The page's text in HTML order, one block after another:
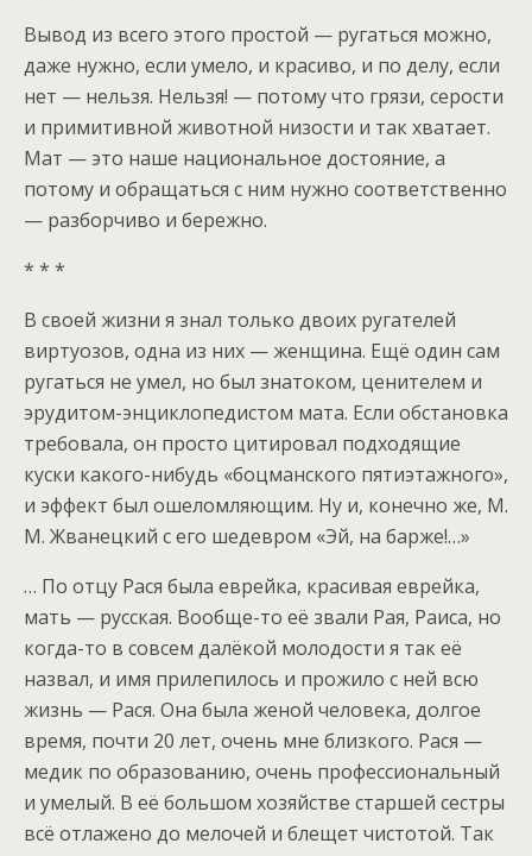
Вывод из всего этого простой — ругаться можно,
даже нужно, если умело, и красиво, и по делу, если
нет — нельзя. Нельзя! — потому что грязи, серости
и примитивной животной низости и так хватает.
Мат — это наше национальное достояние, а
потому и обращаться с ним нужно соответственно
— разборчиво и бережно.
* * *
В своей жизни я знал только двоих ругателей
виртуозов, одна из них — женщина. Ещё один сам
ругаться не умел, но был знатоком, ценителем и
эрудитом-энциклопедистом мата. Если обстановка
требовала, он просто цитировал подходящие
куски какого-нибудь «боцманского пятиэтажного»,
и эффект был ошеломляющим. Ну и, конечно же, М.
М. Жванецкий с его шедевром «Эй, на барже!…»
… По отцу Рася была еврейка, красивая еврейка,
мать — русская. Вообще-то её звали Рая, Раиса, но
когда-то в совсем далёкой молодости я так её
назвал, и имя прилепилось и прожило с ней всю
жизнь — Рася. Она была женой человека, долгое
время, почти 20 лет, очень мне близкого. Рася —
медик по образованию, очень профессиональный
и умелый. В её большом хозяйстве старшей сестры
всё отлажено до мелочей и блещет чистотой. Так